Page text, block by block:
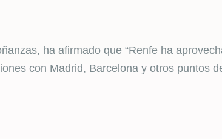
ha afirmado que “Renfe ha
con Madrid, Barcelona y otros puntos